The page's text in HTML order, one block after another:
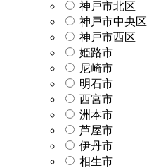
神戸市北区
神戸市中央区
神戸市西区
姫路市
尼崎市
明石市
西宮市
洲本市
芦屋市
伊丹市
相生市